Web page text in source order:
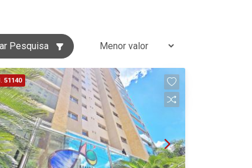
Pesquisa
51140